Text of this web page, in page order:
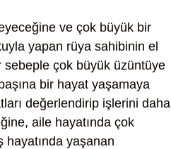
ve çok büyük bir
yapan rüya sahibinin el
sebeple çok büyük üzüntüye
bir hayat yaşamaya
değerlendirip işlerini daha
aile hayatında çok
yaşanan